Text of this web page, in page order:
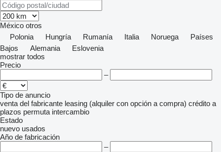
México otros
Polonia
Hungría Rumanía Italia Noruega
Países
Bajos
Alemania
Eslovenia
mostrar todos
Precio
–
Tipo de anuncio
venta del fabricante leasing (alquiler con opción a compra) crédito a
plazos permuta intercambio
Estado
nuevo usados
Año de fabricación
–